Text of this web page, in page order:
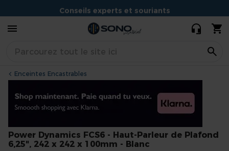
Conseils experts et souriants
Situé à Dijon
Enceintes Encastrables
6,25", 242 x 242 x
100mm - Blanc
Power Dynamics FCS6 - Haut-Parleur de Plafond
6,25", 242 x 242 x 100mm - Blanc